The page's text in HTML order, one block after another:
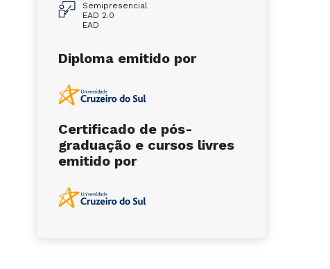
Semipresencial
EAD 2.0
EAD
Diploma emitido por
Certificado de pós-
graduação e cursos livres
emitido por